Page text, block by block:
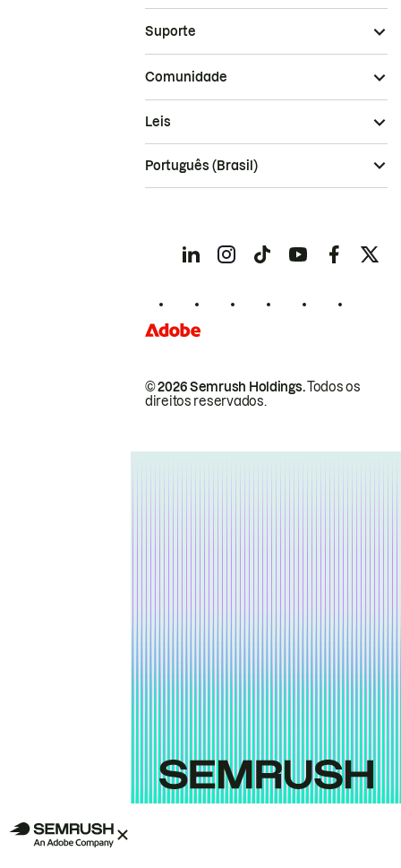
Suporte
Comunidade
© 2026 Semrush Holdings.Todos os
direitos reservados.
Leis
Português (Brasil)